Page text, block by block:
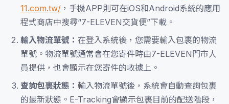
11.com.tw/ ，手機APP則可在iOS和Android系統的應用
程式商店中搜尋“7-ELEVEN交貨便”下載。
輸入物流單號： 在登入系統後，您需要輸入包裹的物流
單號。物流單號通常會在您寄件時由7-ELEVEN門市人
員提供，也會顯示在您寄件的收據上。
查詢包裹狀態： 輸入物流單號後，系統會自動查詢包裹
的最新狀態。E-Tracking會顯示包裹目前的配送階段，